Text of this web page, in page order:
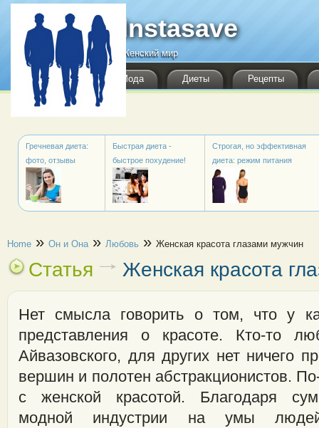
Перейти к основному содержанию
Мода Диеты Рецепты
Instasave
Женский мир
Гречневая диета:
фото, отзывы
Быстрая диета -
быстрое похудение!
Строгая, но эффективная
диета: режим питания
Вы здесь
Home » Он и Она » Любовь » Женская красота глазами мужчин
Статья Женская красота
Нет смысла говорить о том, что у
представления о красоте. Кто-то
Айвазовского, для других нет ничего
вершин и полотен абстракционистов.
с женской красотой. Благодаря
модной индустрии на умы